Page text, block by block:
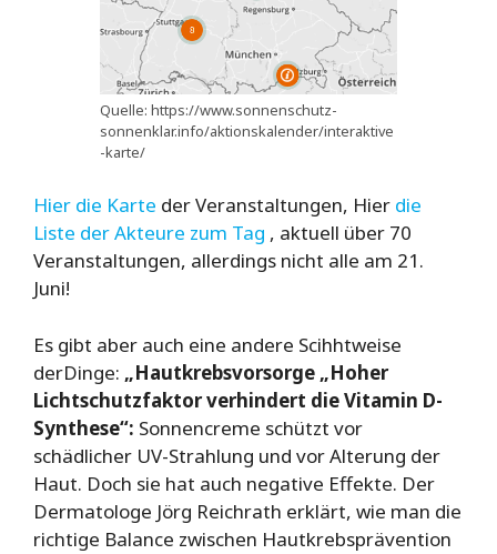
Quelle: https://www.sonnenschutz-
sonnenklar.info/aktionskalender/interaktive
-karte/
Hier die Karte der Veranstaltungen, Hier die
Liste der Akteure zum Tag , aktuell über 70
Veranstaltungen, allerdings nicht alle am 21.
Juni!
Es gibt aber auch eine andere Scihhtweise
derDinge: „Hautkrebsvorsorge „Hoher
Lichtschutzfaktor verhindert die Vitamin D-
Synthese“: Sonnencreme schützt vor
schädlicher UV-Strahlung und vor Alterung der
Haut. Doch sie hat auch negative Effekte. Der
Dermatologe Jörg Reichrath erklärt, wie man die
richtige Balance zwischen Hautkrebsprävention